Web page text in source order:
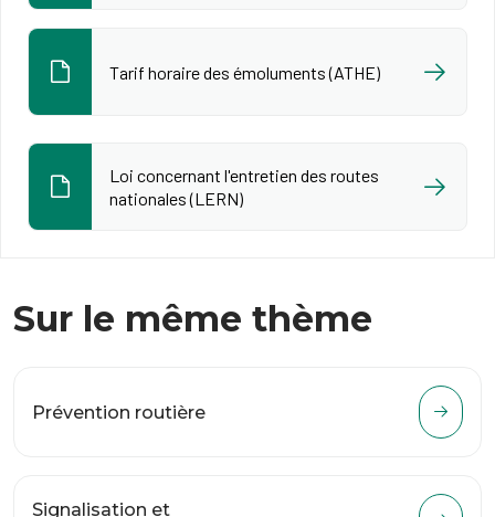
Tarif horaire des émoluments (ATHE)
Loi concernant l'entretien des routes
nationales (LERN)
Sur le même thème
Prévention routière
Signalisation et